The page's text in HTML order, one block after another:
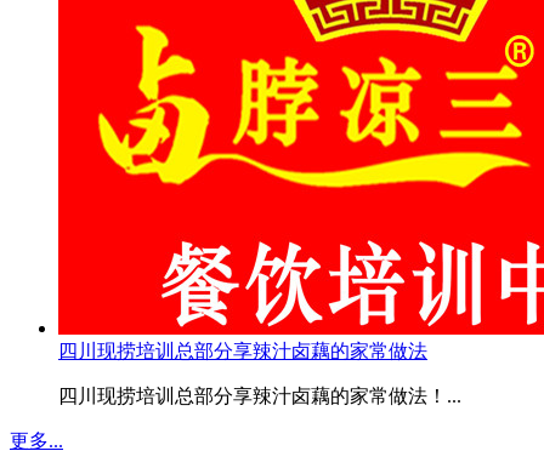
四川现捞培训总部分享辣汁卤藕的家常做法
四川现捞培训总部分享辣汁卤藕的家常做法！...
更多...